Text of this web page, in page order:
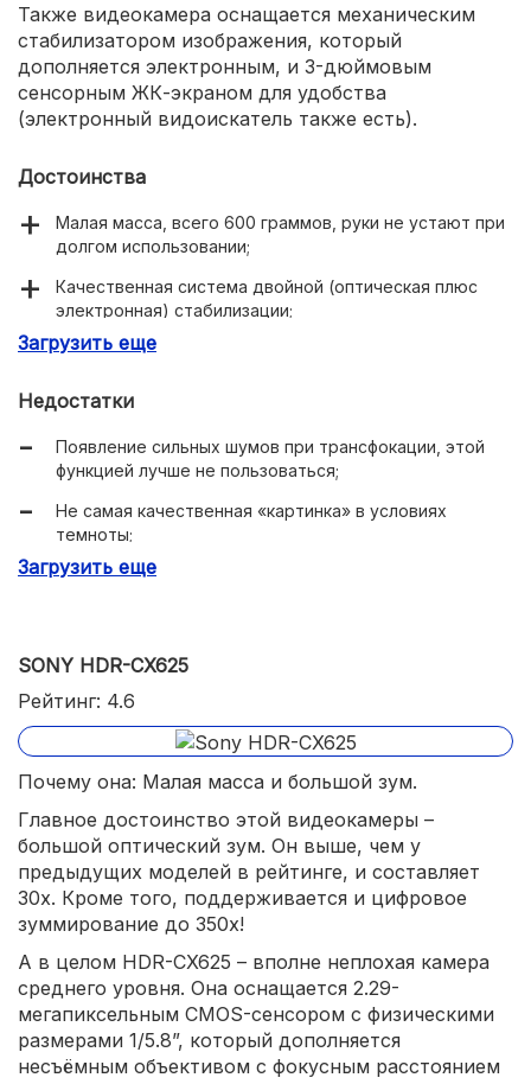
Также видеокамера оснащается механическим
стабилизатором изображения, который
дополняется электронным, и 3-дюймовым
сенсорным ЖК-экраном для удобства
(электронный видоискатель также есть).
Достоинства
Малая масса, всего 600 граммов, руки не устают при
долгом использовании;
Качественная система двойной (оптическая плюс
электронная) стабилизации;
Высокая детализация при разрешении в Full HD 50 fps.
Загрузить еще
Недостатки
Появление сильных шумов при трансфокации, этой
функцией лучше не пользоваться;
Не самая качественная «картинка» в условиях
темноты;
4K добавлен для галочки – скорость слишком низкая,
Загрузить еще
SONY HDR-CX625
Рейтинг: 4.6
Почему она: Малая масса и большой зум.
Главное достоинство этой видеокамеры –
большой оптический зум. Он выше, чем у
предыдущих моделей в рейтинге, и составляет
30х. Кроме того, поддерживается и цифровое
зуммирование до 350х!
А в целом HDR-CX625 – вполне неплохая камера
среднего уровня. Она оснащается 2.29-
мегапиксельным CMOS-сенсором с физическими
размерами 1/5.8”, который дополняется
несъёмным объективом с фокусным расстоянием